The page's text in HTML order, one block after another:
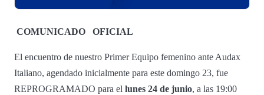
COMUNICADO OFICIAL
El encuentro de nuestro Primer Equipo femenino ante Audax
Italiano, agendado inicialmente para este domingo 23, fue
REPROGRAMADO para el lunes 24 de junio, a las 19:00